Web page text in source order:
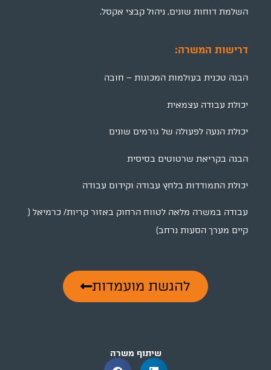
השלמת דוחות שונים, ניהול קבצי אקסל.
דרישות המשרה:
הבנה טכנית בעולמות המכונות – חובה
יכולת עבודה עצמאית
יכולת הנעה לפעולה של גורמים שונים
הבנה בקריאת שרטוטים בסיסית
יכולת התמודדות בלחץ עבודה וקידום עבודה
עבודה במשרה מלאה לטווח הרחוק באזור קריות/ כרמיאל (
קיים מערך הסעות נרחב)
להגשת מועמדות
שיתוף משרה